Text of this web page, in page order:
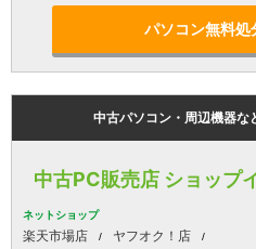
パソコン無料処
中古パソコン・周辺機器な
中古PC販売店 ショップ
ネットショップ
楽天市場店 ヤフオク！店